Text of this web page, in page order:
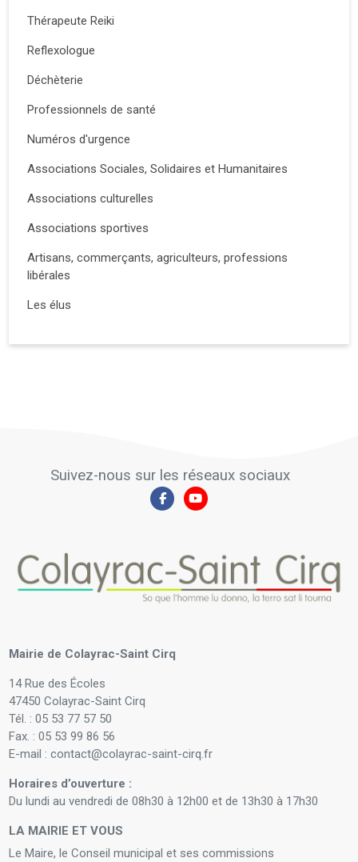
Thérapeute Reiki
Reflexologue
Déchèterie
Professionnels de santé
Numéros d'urgence
Associations Sociales, Solidaires et Humanitaires
Associations culturelles
Associations sportives
Artisans, commerçants, agriculteurs, professions
libérales
Les élus
Suivez-nous sur les réseaux sociaux
Mairie de Colayrac-Saint Cirq
14 Rue des Écoles
47450 Colayrac-Saint Cirq
Tél. : 05 53 77 57 50
Fax. : 05 53 99 86 56
E-mail : contact@colayrac-saint-cirq.fr
Horaires d’ouverture :
Du lundi au vendredi de 08h30 à 12h00 et de 13h30 à 17h30
LA MAIRIE ET VOUS
Le Maire, le Conseil municipal et ses commissions